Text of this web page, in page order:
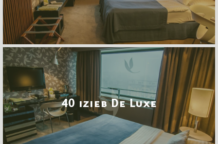
40 izieb De Luxe